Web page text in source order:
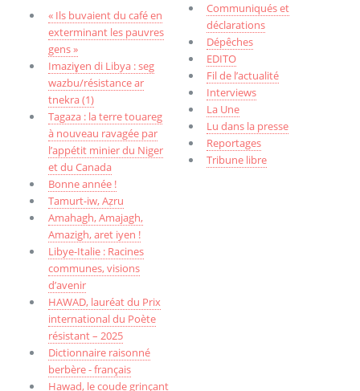
« Ils buvaient du café en
exterminant les pauvres
gens »
Imaziɣen di Libya : seg
wazbu/résistance ar
tnekra (1)
Tagaza : la terre touareg
à nouveau ravagée par
l’appétit minier du Niger
et du Canada
Bonne année !
Tamurt-iw, Aẓru
Amahagh, Amajagh,
Amazigh, aret iyen !
Libye-Italie : Racines
communes, visions
d’avenir
HAWAD, lauréat du Prix
international du Poète
résistant – 2025
Dictionnaire raisonné
berbère - français
Hawad, le coude grinçant
Communiqués et
déclarations
Dépêches
EDITO
Fil de l’actualité
Interviews
La Une
Lu dans la presse
Reportages
Tribune libre